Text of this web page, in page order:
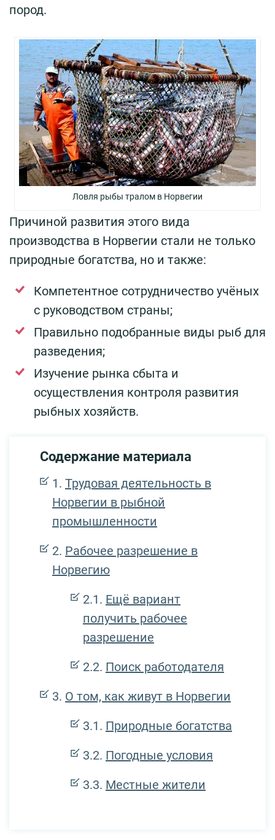
пород.
Ловля рыбы тралом в Норвегии
Причиной развития этого вида
производства в Норвегии стали не только
природные богатства, но и также:
Компетентное сотрудничество учёных
с руководством страны;
Правильно подобранные виды рыб для
разведения;
Изучение рынка сбыта и
осуществления контроля развития
рыбных хозяйств.
Содержание материала
Трудовая деятельность в
Норвегии в рыбной
промышленности
Рабочее разрешение в
Норвегию
Ещё вариант
получить рабочее
разрешение
Поиск работодателя
О том, как живут в Норвегии
Природные богатства
Погодные условия
Местные жители